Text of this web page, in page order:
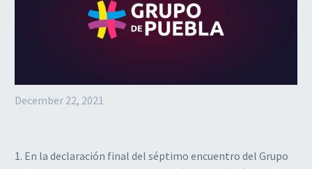
December 22, 2021
1. En la declaración final del séptimo encuentro del Grupo